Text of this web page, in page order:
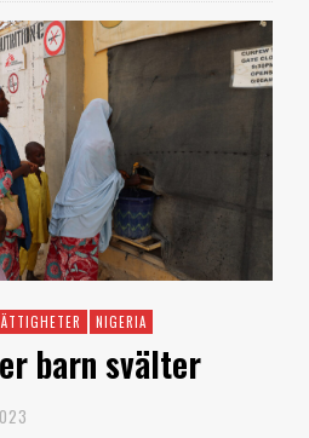
NIGERIA
barn svälter